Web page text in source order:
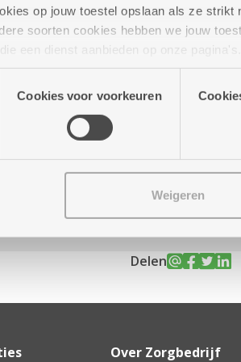
op jouw toestel opslaan als ze
soorten cookies hebben we jouw
een dienst aanbieden op onze
onze site voor social media,
die je aan hen verstrekte.
Cookies voor voorkeuren
Weigeren
Delen
Over Zorgbedrijf